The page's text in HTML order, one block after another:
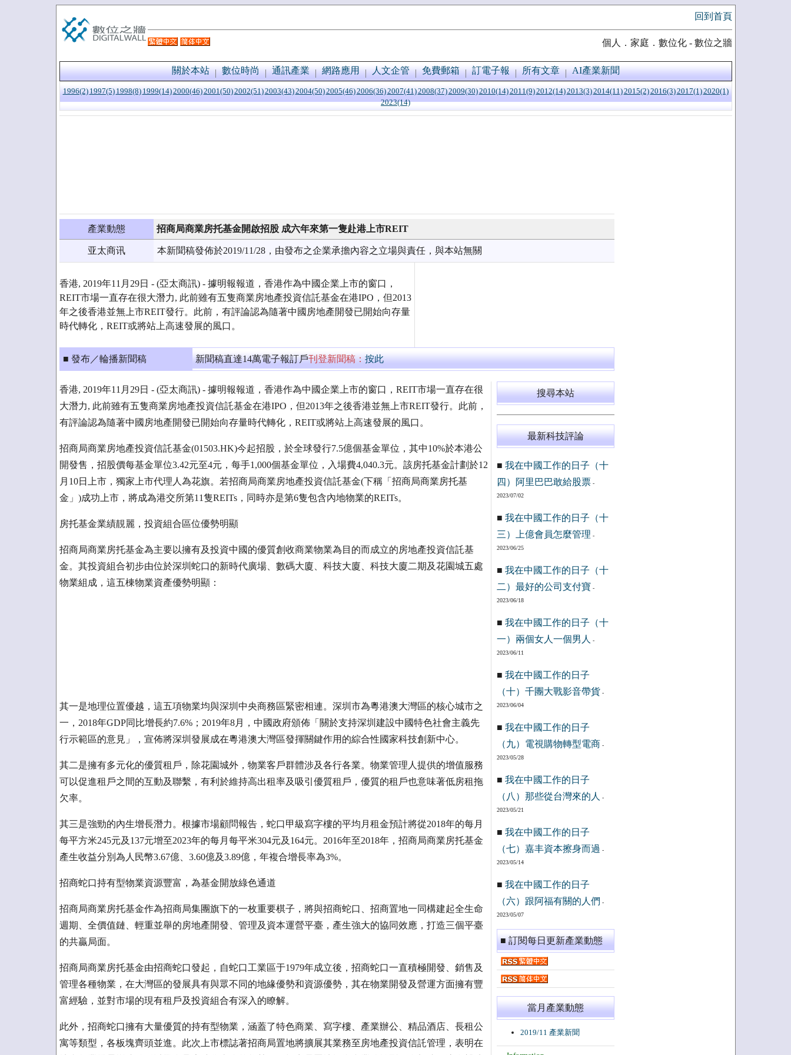
回到首頁
個人．家庭．數位化 - 數位之牆
關於本站 數位時尚 通訊產業 網路應用 人文企管 免費郵箱 訂電子報 所有文章 AI產業新聞
1996(2) 1997(5) 1998(8) 1999(14)2000(46)2001(50)2002(51)2003(43)2004(50)2005(46)2006(36)2007(41)2008(37)2009(30)2010(14)2011(9)2012(14)2013(3)2014(11)2015(2)2016(3)2017(1)2020(1)
2023(14)
產業動態 招商局商業房托基金開啟招股 成六年來第一隻赴港上市REIT
亚太商讯 本新聞稿發佈於2019/11/28，由發布之企業承擔內容之立場與責任，與本站無關
香港, 2019年11月29日 - (亞太商訊) - 據明報報道，香港作為中國企業上市的窗口，
REIT市場一直存在很大潛力, 此前雖有五隻商業房地產投資信託基金在港IPO，但2013
年之後香港並無上市REIT發行。此前，有評論認為隨著中國房地產開發已開始向存量
時代轉化，REIT或將站上高速發展的風口。
■ 發布／輪播新聞稿 新聞稿直達14萬電子報訂戶刊登新聞稿：按此
香港, 2019年11月29日 - (亞太商訊) - 據明報報道，香港作為中國企業上市的窗口，REIT市場一直存在很
大潛力, 此前雖有五隻商業房地產投資信託基金在港IPO，但2013年之後香港並無上市REIT發行。此前，
有評論認為隨著中國房地產開發已開始向存量時代轉化，REIT或將站上高速發展的風口。
招商局商業房地產投資信託基金(01503.HK)今起招股，於全球發行7.5億個基金單位，其中10%於本港公
開發售，招股價每基金單位3.42元至4元，每手1,000個基金單位，入場費4,040.3元。該房托基金計劃於12
月10日上市，獨家上市代理人為花旗。若招商局商業房地產投資信託基金(下稱「招商局商業房托基
金」)成功上市，將成為港交所第11隻REITs，同時亦是第6隻包含內地物業的REITs。
房托基金業績靚麗，投資組合區位優勢明顯
招商局商業房托基金為主要以擁有及投資中國的優質創收商業物業為目的而成立的房地產投資信託基
金。其投資組合初步由位於深圳蛇口的新時代廣場、數碼大廈、科技大廈、科技大廈二期及花園城五處
物業組成，這五棟物業資產優勢明顯：
其一是地理位置優越，這五項物業均與深圳中央商務區緊密相連。深圳市為粵港澳大灣區的核心城市之
一，2018年GDP同比增長約7.6%；2019年8月，中國政府頒佈「關於支持深圳建設中國特色社會主義先
行示範區的意見」，宣佈將深圳發展成在粵港澳大灣區發揮關鍵作用的綜合性國家科技創新中心。
其二是擁有多元化的優質租戶，除花園城外，物業客戶群體涉及各行各業。物業管理人提供的增值服務
可以促進租戶之間的互動及聯繫，有利於維持高出租率及吸引優質租戶，優質的租戶也意味著低房租拖
欠率。
其三是強勁的內生增長潛力。根據市場顧問報告，蛇口甲級寫字樓的平均月租金預計將從2018年的每月
每平方米245元及137元增至2023年的每月每平米304元及164元。2016年至2018年，招商局商業房托基金
產生收益分別為人民幣3.67億、3.60億及3.89億，年複合增長率為3%。
招商蛇口持有型物業資源豐富，為基金開放綠色通道
招商局商業房托基金作為招商局集團旗下的一枚重要棋子，將與招商蛇口、招商置地一同構建起全生命
週期、全價值鏈、輕重並舉的房地產開發、管理及資本運營平臺，產生強大的協同效應，打造三個平臺
的共贏局面。
招商局商業房托基金由招商蛇口發起，自蛇口工業區于1979年成立後，招商蛇口一直積極開發、銷售及
管理各種物業，在大灣區的發展具有與眾不同的地緣優勢和資源優勢，其在物業開發及營運方面擁有豐
富經驗，並對市場的現有租戶及投資組合有深入的瞭解。
此外，招商蛇口擁有大量優質的持有型物業，涵蓋了特色商業、寫字樓、產業辦公、精品酒店、長租公
寓等類型，各板塊齊頭並進。此次上市標誌著招商局置地將擴展其業務至房地產投資信託管理，表明在
搜尋本站
最新科技評論
■ 我在中國工作的日子（十
四）阿里巴巴敢給股票-
2023/07/02
■ 我在中國工作的日子（十
三）上億會員怎麼管理 -
2023/06/25
■ 我在中國工作的日子（十
二）最好的公司支付寶 -
2023/06/18
■ 我在中國工作的日子（十
一）兩個女人一個男人
-
2023/06/11
■ 我在中國工作的日子
（十）千團大戰影音帶貨 -
2023/06/04
■ 我在中國工作的日子
（九）電視購物轉型電商 -
2023/05/28
■ 我在中國工作的日子
（八）那些從台灣來的人
-
2023/05/21
■ 我在中國工作的日子
（七）嘉丰資本擦身而過 -
2023/05/14
■ 我在中國工作的日子
（六）跟阿福有關的人們 -
2023/05/07
■ 訂閱每日更新產業動態
當月產業動態
2019/11 產業新聞